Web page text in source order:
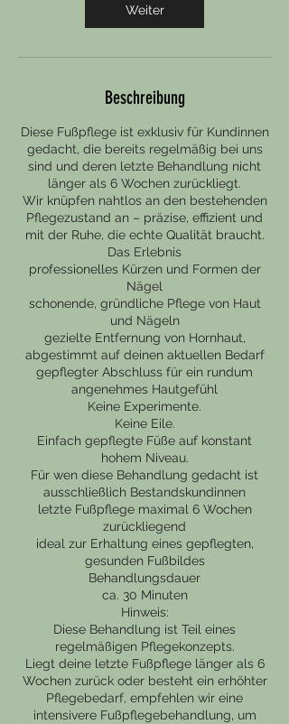
Weiter
Beschreibung
Diese Fußpflege ist exklusiv für Kundinnen
gedacht, die bereits regelmäßig bei uns
sind und deren letzte Behandlung nicht
länger als 6 Wochen zurückliegt.
Wir knüpfen nahtlos an den bestehenden
Pflegezustand an – präzise, effizient und
mit der Ruhe, die echte Qualität braucht.
Das Erlebnis
professionelles Kürzen und Formen der
Nägel
schonende, gründliche Pflege von Haut
und Nägeln
gezielte Entfernung von Hornhaut,
abgestimmt auf deinen aktuellen Bedarf
gepflegter Abschluss für ein rundum
angenehmes Hautgefühl
Keine Experimente.
Keine Eile.
Einfach gepflegte Füße auf konstant
hohem Niveau.
Für wen diese Behandlung gedacht ist
ausschließlich Bestandskundinnen
letzte Fußpflege maximal 6 Wochen
zurückliegend
ideal zur Erhaltung eines gepflegten,
gesunden Fußbildes
Behandlungsdauer
ca. 30 Minuten
Hinweis:
Diese Behandlung ist Teil eines
regelmäßigen Pflegekonzepts.
Liegt deine letzte Fußpflege länger als 6
Wochen zurück oder besteht ein erhöhter
Pflegebedarf, empfehlen wir eine
intensivere Fußpflegebehandlung, um